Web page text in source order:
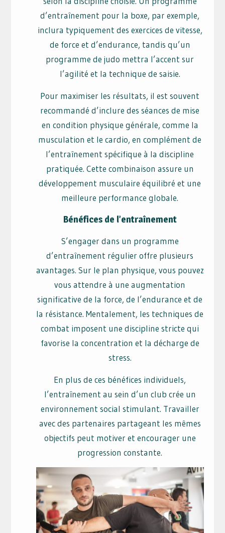
d’entraînement pour la boxe, par exemple,
inclura typiquement des exercices de vitesse,
de force et d’endurance, tandis qu’un
programme de judo mettra l’accent sur
l’agilité et la technique de saisie.
Pour maximiser les résultats, il est souvent
recommandé d’inclure des séances de mise
en condition physique générale, comme la
musculation et le cardio, en complément de
l’entraînement spécifique à la discipline
pratiquée. Cette combinaison assure un
développement musculaire équilibré et une
meilleure performance globale.
Bénéfices de l’entraînement
S’engager dans un programme
d’entraînement régulier offre plusieurs
avantages. Sur le plan physique, vous pouvez
vous attendre à une augmentation
significative de la force, de l’endurance et de
la résistance. Mentalement, les techniques de
combat imposent une discipline stricte qui
favorise la concentration et la décharge de
stress.
En plus de ces bénéfices individuels,
l’entraînement au sein d’un club crée un
environnement social stimulant. Travailler
avec des partenaires partageant les mêmes
objectifs peut motiver et encourager une
progression constante.